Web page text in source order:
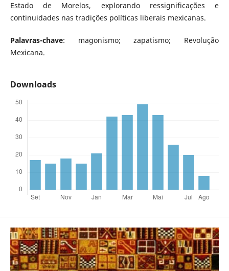
Estado de Morelos, explorando ressignificações e
continuidades nas tradições políticas liberais mexicanas.
Palavras-chave: magonismo; zapatismo; Revolução
Mexicana.
Downloads